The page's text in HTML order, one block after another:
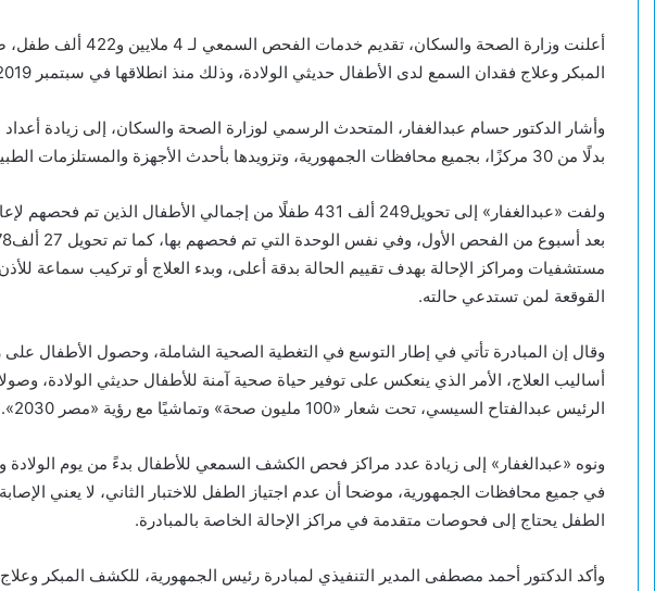
أعلنت وزارة الصحة
المبكر وعلاج فقدان السمع لدى الأطفال حديثي الولادة، وذلك منذ انطلاقها في سبتمبر 2019.
بدلًا من 30 مركزًا، بجميع محافظات الجمهورية، وتزويدها بأحدث الأجهزة والمستلزمات الطبية، لتقديم خدمات مبادرة السمع.
ولفت «عبدالغفار» إلى تحويل249 ألف 431 طفلًا من إجمالي الأطفال
مستشفيات ومراكز الإحالة بهدف تقييم الحالة بدقة أعلى، وبدء العلاج أو تركيب سماعة
القوقعة لمن تستدعي حالته.
وقال إن المبادرة تأتي في إطار التوسع في التغطية الصحية الشاملة، وحصول الأطفال
أساليب العلاج، الأمر الذي ينعكس على توفير حياة صحية آمنة للأطفال حديثي الولادة،
الرئيس عبدالفتاح السيسي، تحت شعار «100 مليون صحة» وتماشيًا مع رؤية «مصر 2030».
في جميع محافظات الجمهورية، موضحا أن عدم اجتياز الطفل للاختبار الثاني، لا يعني
الطفل يحتاج إلى فحوصات متقدمة في مراكز الإحالة الخاصة بالمبادرة.
وأكد الدكتور أحمد مصطفى المدير التنفيذي لمبادرة رئيس الجمهورية، للكشف المبكر